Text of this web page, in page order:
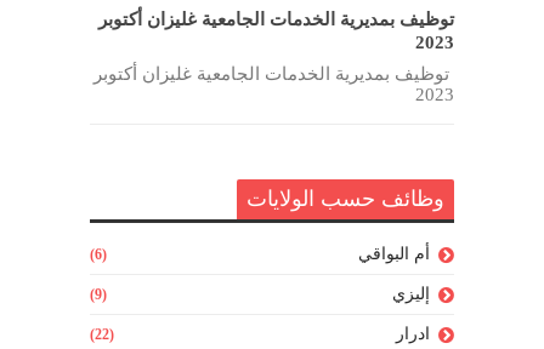
توظيف بمديرية الخدمات الجامعية غليزان أكتوبر
2023
توظيف بمديرية الخدمات الجامعية غليزان أكتوبر
2023
وظائف حسب الولايات
أم البواقي (6)
إليزي (9)
ادرار (22)